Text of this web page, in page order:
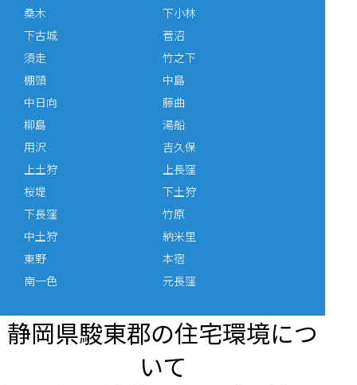
桑木
下小林
下古城
菅沼
須走
竹之下
棚頭
中島
中日向
藤曲
柳島
湯船
用沢
吉久保
上土狩
上長窪
桜堤
下土狩
下長窪
竹原
中土狩
納米里
東野
本宿
南一色
元長窪
静岡県駿東郡の住宅環境につ
いて